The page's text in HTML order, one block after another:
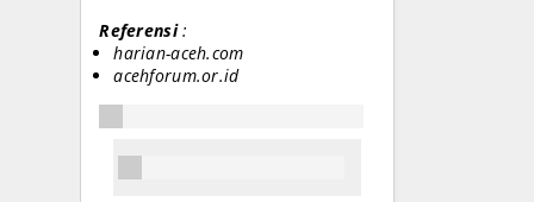
Referensi:
harian-aceh.com
acehforum.or.id